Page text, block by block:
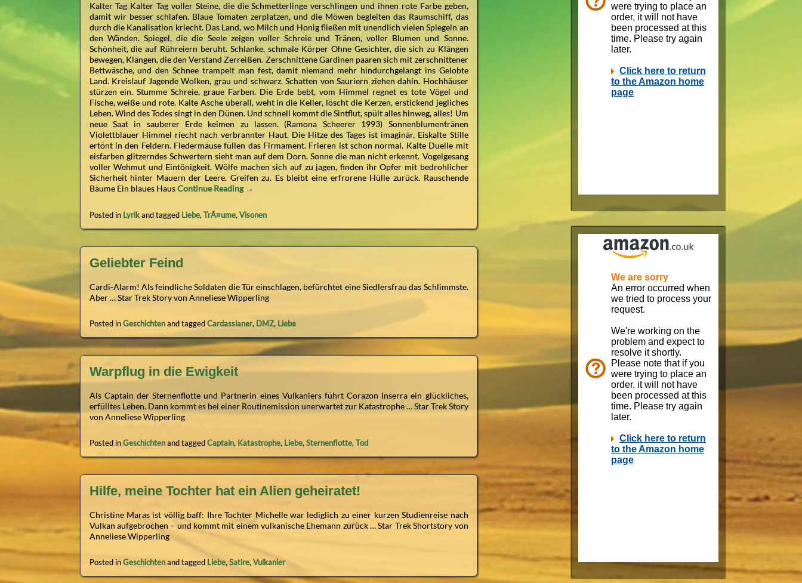
Kalter Tag Kalter Tag voller Steine, die die Schmetterlinge verschlingen und ihnen rote Farbe geben,
damit wir besser schlafen. Blaue Tomaten zerplatzen, und die Möwen begleiten das Raumschiff, das
durch die Kanalisation kriecht. Das Land, wo Milch und Honig fließen mit unendlich vielen Spiegeln an
den Wänden. Spiegel, die die Seele zeigen voller Schreie und Tränen, voller Blumen und Sonne.
Schönheit, die auf Rühreiern beruht. Schlanke, schmale Körper Ohne Gesichter, die sich zu Klängen
bewegen, Klängen, die den Verstand Zerreißen. Zerschnittene Gardinen paaren sich mit zerschnittener
Bettwäsche, und den Schnee trampelt man fest, damit niemand mehr hindurchgelangt ins Gelobte
Land. Kreislauf Jagende Wolken, grau und schwarz. Schatten von Sauriern ziehen dahin. Hochhäuser
stürzen ein. Stumme Schreie, graue Farben. Die Erde bebt, vom Himmel regnet es tote Vögel und
Fische, weiße und rote. Kalte Asche überall, weht in die Keller, löscht die Kerzen, erstickend jegliches
Leben. Wind des Todes singt in den Dünen. Und schnell kommt die Sintflut, spült alles hinweg, alles! Um
neue Saat in sauberer Erde keimen zu lassen. (Ramona Scheerer 1993) Sonnenblumentränen
Violettblauer Himmel riecht nach verbrannter Haut. Die Hitze des Tages ist imaginär. Eiskalte Stille
ertönt in den Feldern. Fledermäuse füllen das Firmament. Frieren ist schon normal. Kalte Duelle mit
eisfarben glitzerndes Schwertern sieht man auf dem Dorn. Sonne die man nicht erkennt. Vogelgesang
voller Wehmut und Eintönigkeit. Wölfe machen sich auf zu jagen, finden ihr Opfer mit bedrohlicher
Sicherheit hinter Mauern der Leere. Greifen zu. Es bleibt eine erfrorene Hülle zurück. Rauschende
Bäume Ein blaues HausContinue Reading →
Posted in Lyrikand tagged Liebe, TrÃ¤ume, Visonen
Geliebter Feind
Cardi-Alarm! Als feindliche Soldaten die Tür einschlagen, befürchtet eine Siedlersfrau das Schlimmste.
Aber … Star Trek Story von Anneliese Wipperling
Posted inGeschichtenand taggedCardassianer, DMZ, Liebe
Warpflug in die Ewigkeit
Als Captain der Sternenflotte und Partnerin eines Vulkaniers führt Corazon Inserra ein glückliches,
erfülltes Leben. Dann kommt es bei einer Routinemission unerwartet zur Katastrophe … Star Trek Story
von Anneliese Wipperling
Posted inGeschichtenand taggedCaptain, Katastrophe, Liebe, Sternenflotte, Tod
Hilfe, meine Tochter hat ein Alien geheiratet!
Christine Maras ist völlig baff: Ihre Tochter Michelle war lediglich zu einer kurzen Studienreise nach
Vulkan aufgebrochen – und kommt mit einem vulkanische Ehemann zurück … Star Trek Shortstory von
Anneliese Wipperling
Posted inGeschichtenand tagged Liebe,Satire,Vulkanier